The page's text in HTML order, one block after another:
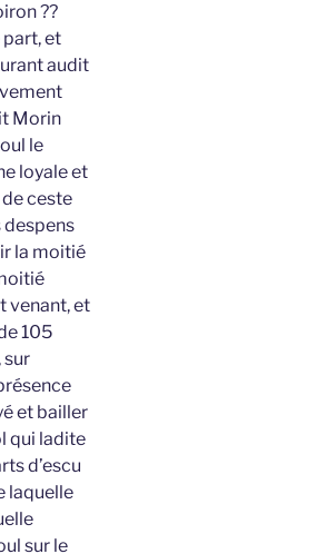
??
part, et
audit
Morin
le
loyale et
ceste
despens
la moitié
venant, et
105
sur
et bailler
qui ladite
d’escu
laquelle
sur le